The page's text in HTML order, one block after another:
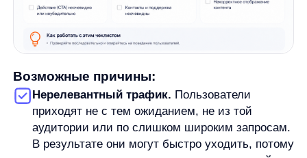
Важно заранее определить, какое действие
разные системы могут показывать разные числа,
а итоговый процент будет сложно
Коротко о главном
Конверсия— это доля пользователей,
которые совершили целевое действие.